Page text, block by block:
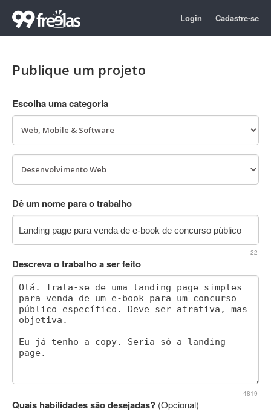
Login Cadastre-se
Publique um projeto
Escolha uma categoria
Dê um nome para o trabalho
22
Descreva o trabalho a ser feito
4819
Quais habilidades são desejadas? (Opcional)